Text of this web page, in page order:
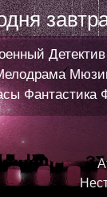
Детектив
Фантастика